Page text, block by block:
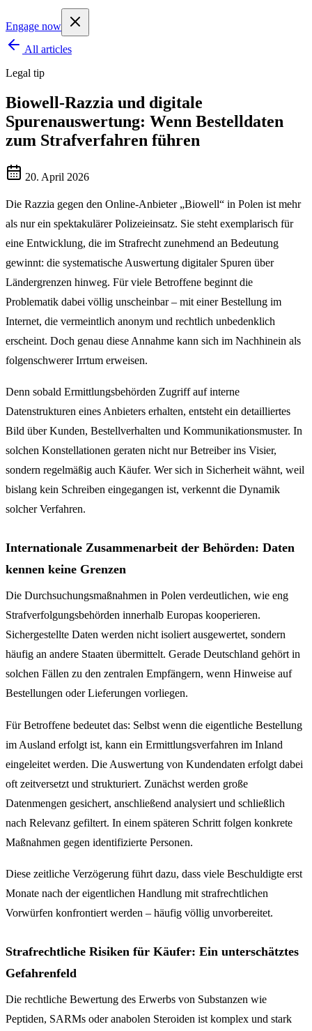
Engage now
All articles
Legal tip
Biowell-Razzia und digitale
Spurenauswertung: Wenn Bestelldaten
zum Strafverfahren führen
20. April 2026
Die Razzia gegen den Online-Anbieter „Biowell“ in Polen ist mehr
als nur ein spektakulärer Polizeieinsatz. Sie steht exemplarisch für
eine Entwicklung, die im Strafrecht zunehmend an Bedeutung
gewinnt: die systematische Auswertung digitaler Spuren über
Ländergrenzen hinweg. Für viele Betroffene beginnt die
Problematik dabei völlig unscheinbar – mit einer Bestellung im
Internet, die vermeintlich anonym und rechtlich unbedenklich
erscheint. Doch genau diese Annahme kann sich im Nachhinein als
folgenschwerer Irrtum erweisen.
Denn sobald Ermittlungsbehörden Zugriff auf interne
Datenstrukturen eines Anbieters erhalten, entsteht ein detailliertes
Bild über Kunden, Bestellverhalten und Kommunikationsmuster. In
solchen Konstellationen geraten nicht nur Betreiber ins Visier,
sondern regelmäßig auch Käufer. Wer sich in Sicherheit wähnt, weil
bislang kein Schreiben eingegangen ist, verkennt die Dynamik
solcher Verfahren.
Internationale Zusammenarbeit der Behörden: Daten
kennen keine Grenzen
Die Durchsuchungsmaßnahmen in Polen verdeutlichen, wie eng
Strafverfolgungsbehörden innerhalb Europas kooperieren.
Sichergestellte Daten werden nicht isoliert ausgewertet, sondern
häufig an andere Staaten übermittelt. Gerade Deutschland gehört in
solchen Fällen zu den zentralen Empfängern, wenn Hinweise auf
Bestellungen oder Lieferungen vorliegen.
Für Betroffene bedeutet das: Selbst wenn die eigentliche Bestellung
im Ausland erfolgt ist, kann ein Ermittlungsverfahren im Inland
eingeleitet werden. Die Auswertung von Kundendaten erfolgt dabei
oft zeitversetzt und strukturiert. Zunächst werden große
Datenmengen gesichert, anschließend analysiert und schließlich
nach Relevanz gefiltert. In einem späteren Schritt folgen konkrete
Maßnahmen gegen identifizierte Personen.
Diese zeitliche Verzögerung führt dazu, dass viele Beschuldigte erst
Monate nach der eigentlichen Handlung mit strafrechtlichen
Vorwürfen konfrontiert werden – häufig völlig unvorbereitet.
Strafrechtliche Risiken für Käufer: Ein unterschätztes
Gefahrenfeld
Die rechtliche Bewertung des Erwerbs von Substanzen wie
Peptiden, SARMs oder anabolen Steroiden ist komplex und stark